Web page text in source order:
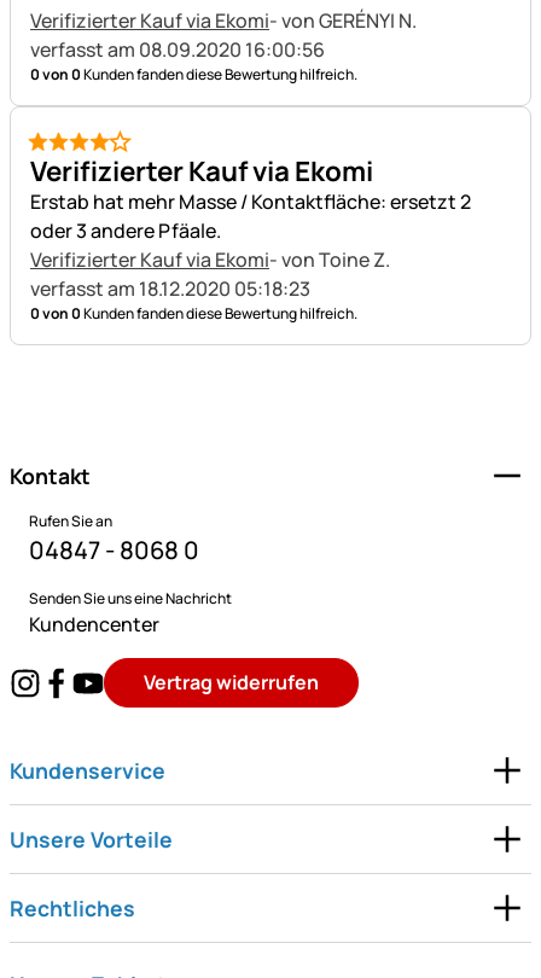
Verifizierter Kauf via Ekomi- von GERÉNYI N.
verfasst am 08.09.2020 16:00:56
0 von 0Kunden fanden diese Bewertung hilfreich.
4 von 5
Verifizierter Kauf via Ekomi
Erstab hat mehr Masse / Kontaktfläche: ersetzt 2
oder 3 andere Pfäale.
Verifizierter Kauf via Ekomi- von Toine Z.
verfasst am 18.12.2020 05:18:23
0 von 0Kunden fanden diese Bewertung hilfreich.
Kontakt
Rufen Sie an
04847 - 8068 0
Senden Sie uns eine Nachricht
Kundencenter
Vertrag widerrufen
Kundenservice
Unsere Vorteile
Rechtliches